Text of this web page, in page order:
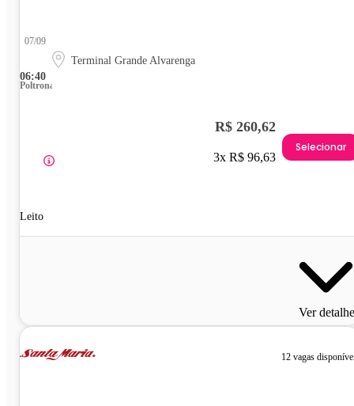
06:40
07/09
Terminal Grande Alvarenga
Poltrona
Leito
R$ 260,62
3x R$ 96,63
Selecionar
Ver
12 vagas